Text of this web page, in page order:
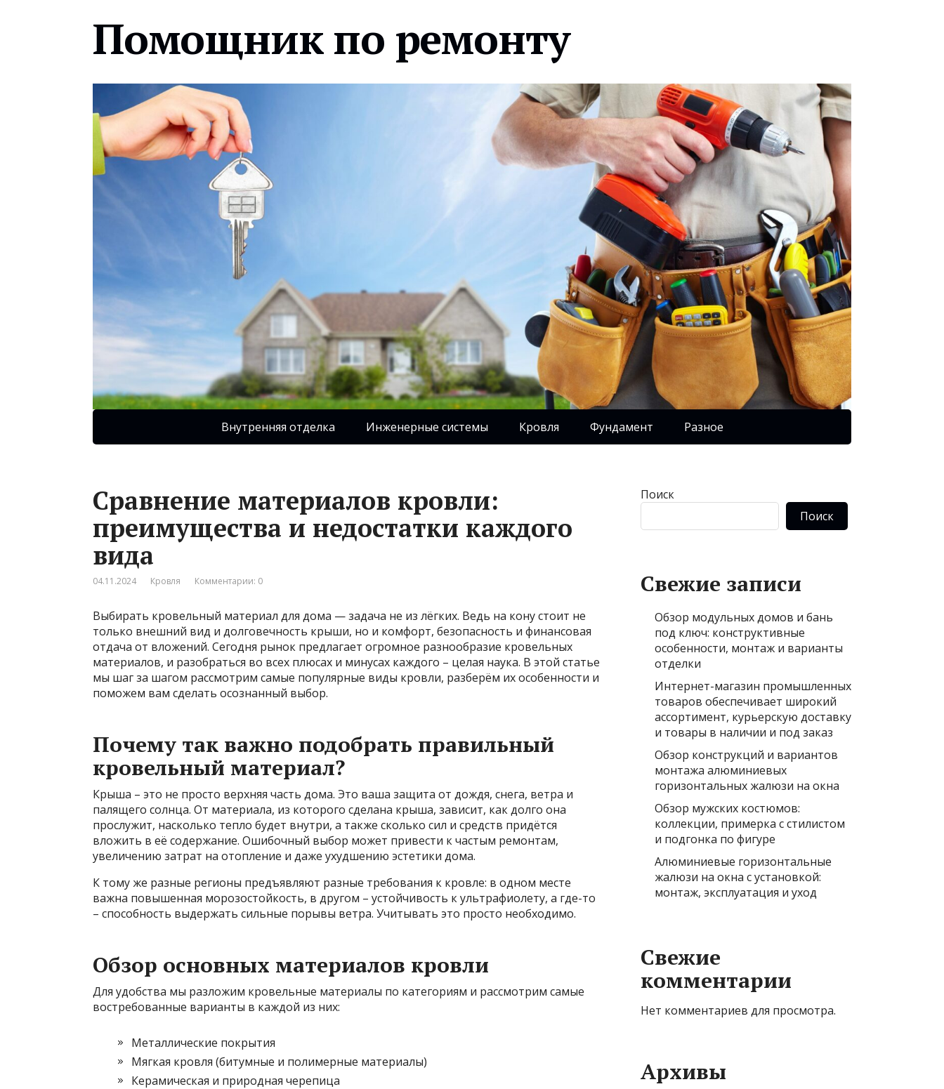
Помощник по ремонту
Внутренняя отделка Инженерные системы Кровля Фундамент Разное
Сравнение материалов кровли:
преимущества и недостатки каждого
вида
04.11.2024 Кровля Комментарии: 0
Выбирать кровельный материал для дома — задача не из лёгких. Ведь на кону стоит не
только внешний вид и долговечность крыши, но и комфорт, безопасность и финансовая
отдача от вложений. Сегодня рынок предлагает огромное разнообразие кровельных
материалов, и разобраться во всех плюсах и минусах каждого – целая наука. В этой статье
мы шаг за шагом рассмотрим самые популярные виды кровли, разберём их особенности и
поможем вам сделать осознанный выбор.
Почему так важно подобрать правильный
кровельный материал?
Крыша – это не просто верхняя часть дома. Это ваша защита от дождя, снега, ветра и
палящего солнца. От материала, из которого сделана крыша, зависит, как долго она
прослужит, насколько тепло будет внутри, а также сколько сил и средств придётся
вложить в её содержание. Ошибочный выбор может привести к частым ремонтам,
увеличению затрат на отопление и даже ухудшению эстетики дома.
К тому же разные регионы предъявляют разные требования к кровле: в одном месте
важна повышенная морозостойкость, в другом – устойчивость к ультрафиолету, а где-то
– способность выдержать сильные порывы ветра. Учитывать это просто необходимо.
Обзор основных материалов кровли
Для удобства мы разложим кровельные материалы по категориям и рассмотрим самые
востребованные варианты в каждой из них:
Металлические покрытия
Мягкая кровля (битумные и полимерные материалы)
Керамическая и природная черепица
Поиск
Поиск
Свежие записи
Обзор модульных домов и бань
под ключ: конструктивные
особенности, монтаж и варианты
отделки
Интернет-магазин промышленных
товаров обеспечивает широкий
ассортимент, курьерскую доставку
и товары в наличии и под заказ
Обзор конструкций и вариантов
монтажа алюминиевых
горизонтальных жалюзи на окна
Обзор мужских костюмов:
коллекции, примерка с стилистом
и подгонка по фигуре
Алюминиевые горизонтальные
жалюзи на окна с установкой:
монтаж, эксплуатация и уход
Свежие
комментарии
Нет комментариев для просмотра.
Архивы